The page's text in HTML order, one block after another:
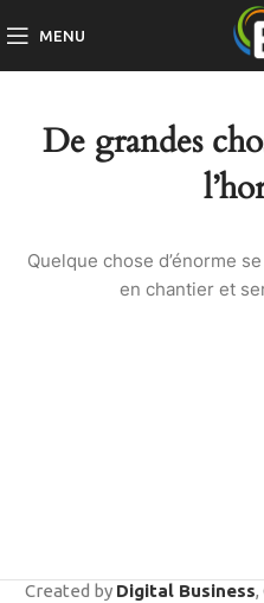
MENU
De grandes
Quelque chose d’énorme
en chantier et
Created by Digital Business,